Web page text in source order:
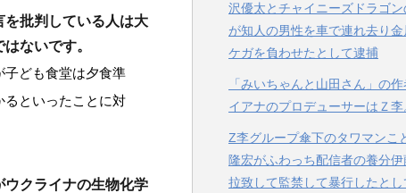
批判している人は大
ないです。
子ども食堂は夕食準
るといったことに対
ウクライナの生物化学
沢優太とチャイニーズドラゴ
が知人の男性を車で連れ去り
ケガを負わせたとして逮捕
「みいちゃんと山田さん」の
イアナのプロデューサーはＺ李
Z李グループ傘下のタワマンこ
隆宏がふわっち配信者の養分
拉致して監禁して暴行したとし